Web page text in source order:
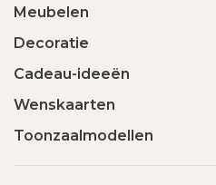
Meubelen
Decoratie
Cadeau-ideeën
Wenskaarten
Toonzaalmodellen